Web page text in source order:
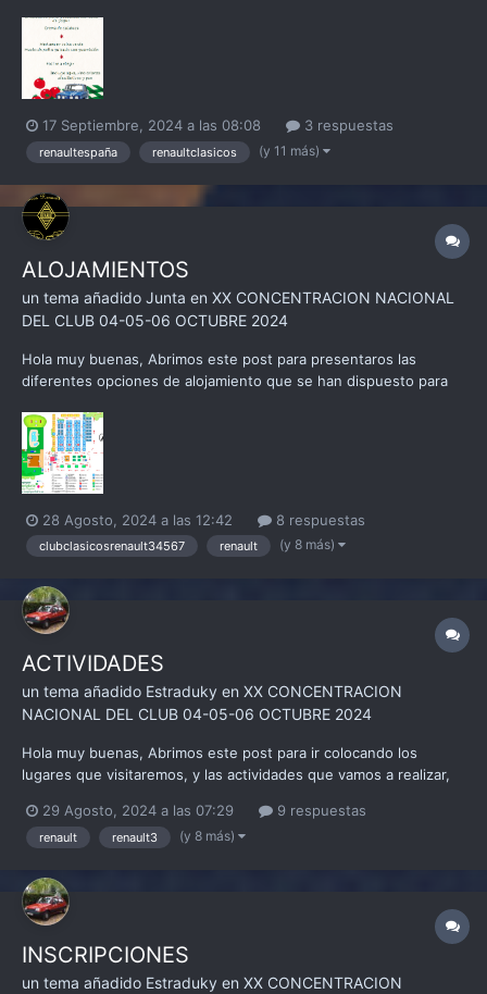
que la comida es uno de los puntos críticos de las
concentraciones, y es por ello que decidimos lanzar la
concentración...
17 Septiembre, 2024 a las 08:08 3 respuestas
renaultespaña renaultclasicos (y 11 más)
ALOJAMIENTOS
un tema añadido Junta en XX CONCENTRACION NACIONAL
DEL CLUB 04-05-06 OCTUBRE 2024
Hola muy buenas, Abrimos este post para presentaros las
diferentes opciones de alojamiento que se han dispuesto para
6-7. Como base hemos escogido el camping llamado CAMPING
CANTABRIA, los datos son lo siguientes: Carrete...
28 Agosto, 2024 a las 12:42 8 respuestas
clubclasicosrenault34567 renault (y 8 más)
ACTIVIDADES
un tema añadido Estraduky en XX CONCENTRACION
NACIONAL DEL CLUB 04-05-06 OCTUBRE 2024
Hola muy buenas, Abrimos este post para ir colocando los
lugares que visitaremos, y las actividades que vamos a realizar,
orden cronológico en el que las vamos a visitar, pero para tener
una idea. Desde el equipo que estamos...
29 Agosto, 2024 a las 07:29 9 respuestas
renault renault3 (y 8 más)
INSCRIPCIONES
un tema añadido Estraduky en XX CONCENTRACION